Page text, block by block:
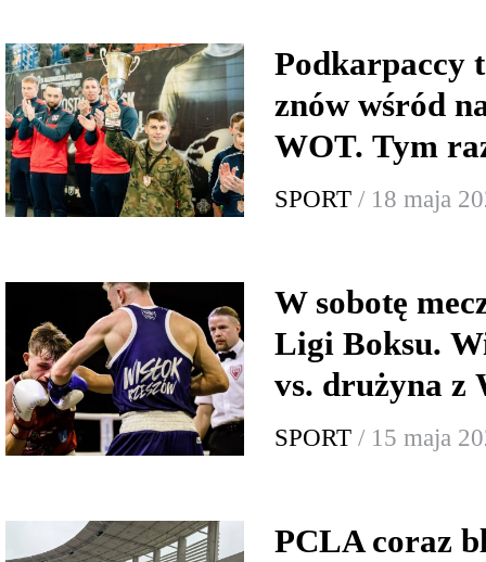
Podkarpaccy
znów wśród
WOT. Tym
SPORT / 18 maja
W sobotę
Ligi Boksu.
vs. drużyna z
SPORT / 15 maja
PCLA coraz